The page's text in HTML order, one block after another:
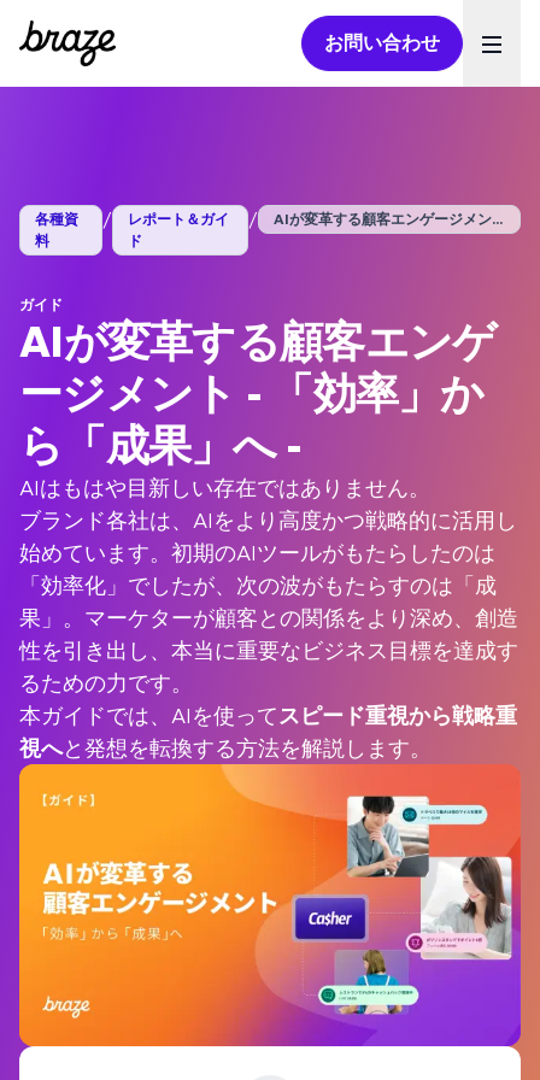
お問い合わせ
各種資
料
/
レポート＆ガイ
ド
/ AIが変革する顧客エンゲージメント - ...
ガイド
AIが変革する顧客エンゲ
ージメント - 「効率」か
ら「成果」へ -
AIはもはや目新しい存在ではありません。
ブランド各社は、AIをより高度かつ戦略的に活用し
始めています。初期のAIツールがもたらしたのは
「効率化」でしたが、次の波がもたらすのは「成
果」。マーケターが顧客との関係をより深め、創造
性を引き出し、本当に重要なビジネス目標を達成す
るための力です。
本ガイドでは、AIを使ってスピード重視から戦略重
視へと発想を転換する方法を解説します。